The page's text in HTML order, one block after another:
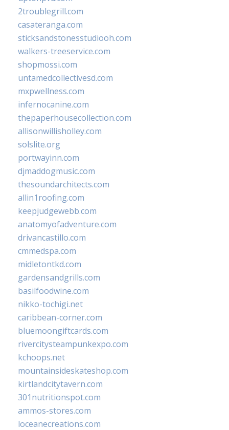
2troublegrill.com
casateranga.com
sticksandstonesstudiooh.com
walkers-treeservice.com
shopmossi.com
untamedcollectivesd.com
mxpwellness.com
infernocanine.com
thepaperhousecollection.com
allisonwillisholley.com
solslite.org
portwayinn.com
djmaddogmusic.com
thesoundarchitects.com
allin1roofing.com
keepjudgewebb.com
anatomyofadventure.com
drivancastillo.com
cmmedspa.com
midletontkd.com
gardensandgrills.com
basilfoodwine.com
nikko-tochigi.net
caribbean-corner.com
bluemoongiftcards.com
rivercitysteampunkexpo.com
kchoops.net
mountainsideskateshop.com
kirtlandcitytavern.com
301nutritionspot.com
ammos-stores.com
loceanecreations.com